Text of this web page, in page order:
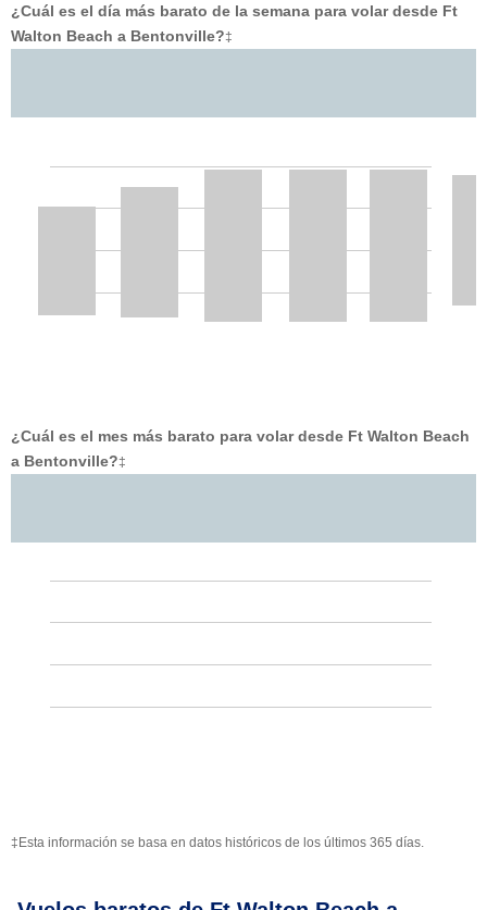
¿Cuál es el día más barato de la semana para volar desde Ft
Walton Beach a Bentonville?‡
¿Cuál es el mes más barato para volar desde Ft Walton Beach
a Bentonville?‡
‡Esta información se basa en datos históricos de los últimos 365 días.